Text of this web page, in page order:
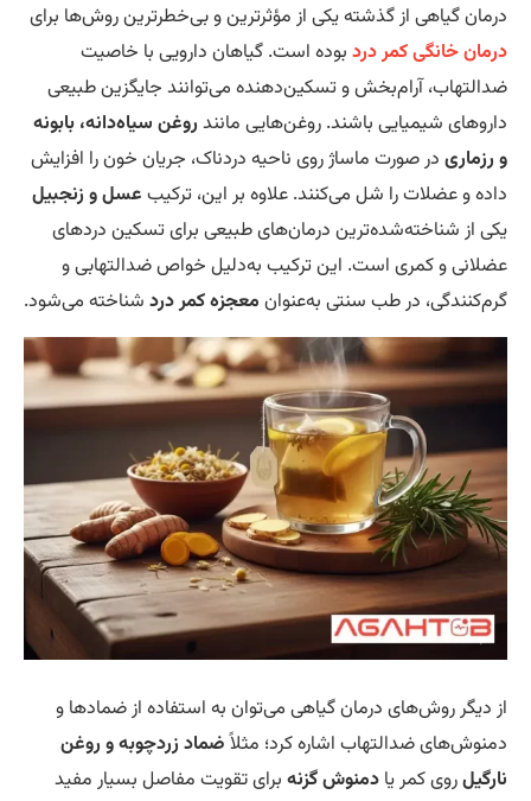
گیاهی از گذشته یکی از مؤثرترین و بی‌خطرترین روش‌ها برای
خانگی کمر دردبوده است. گیاهان دارویی با خاصیت
آرام‌بخش و تسکین‌دهنده می‌توانند جایگزین طبیعی
شیمیایی باشند. روغن‌هایی مانندروغن سیاه‌دانه، بابونه
در صورت ماساژ روی ناحیه دردناک، جریان خون را افزایش
و عضلات را شل می‌کنند. علاوه بر این، ترکیبعسل و زنجبیل
از شناخته‌شده‌ترین درمان‌های طبیعی برای تسکین دردهای
و کمری است. این ترکیب به‌دلیل خواص ضدالتهابی و
در طب سنتی به‌عنوانمعجزه کمر دردشناخته می‌شود.
دیگر روش‌های درمان گیاهی می‌توان به استفاده از ضمادها و
ضدالتهاب اشاره کرد؛ مثلاً ضماد زردچوبه و روغن
روی کمر یادمنوش گزنهبرای تقویت مفاصل بسیار مفید